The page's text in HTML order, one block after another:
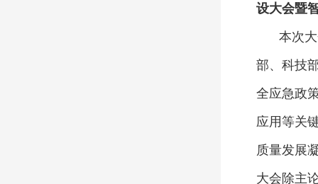
设大会暨
本次
部、科技
全应急政
应用等关
质量发展
大会除主